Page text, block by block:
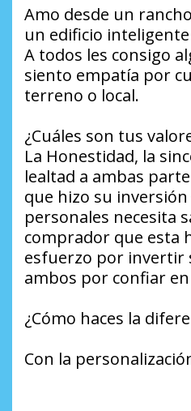
Amo desde un
un edificio inteligente
A todos les consigo
siento empatía por
terreno o local.
¿Cuáles son tus
La Honestidad, la
lealtad a ambas
que hizo su
personales necesita
comprador que esta
esfuerzo por invertir
ambos por confiar
¿Cómo haces la
Con la